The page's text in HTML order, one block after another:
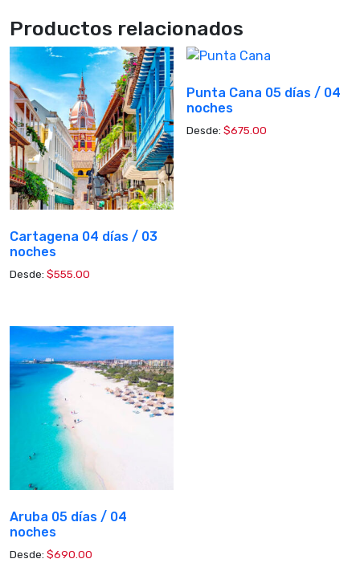
Productos relacionados
Cartagena 04 días / 03
noches
Desde: $555.00
Punta Cana 05 días / 04
noches
Desde:$675.00
Aruba 05 días / 04
noches
Desde: $690.00